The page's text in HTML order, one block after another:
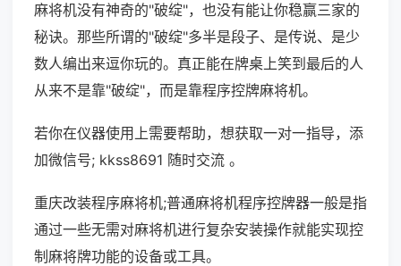
麻将机没有神奇的"破绽"，也没有能让你稳赢三家的
秘诀。那些所谓的"破绽"多半是段子、是传说、是少
数人编出来逗你玩的。真正能在牌桌上笑到最后的人
从来不是靠"破绽"，而是靠程序控牌麻将机。
若你在仪器使用上需要帮助，想获取一对一指导，添
加微信号; kkss8691 随时交流 。
重庆改装程序麻将机;普通麻将机程序控牌器一般是指
通过一些无需对麻将机进行复杂安装操作就能实现控
制麻将牌功能的设备或工具。